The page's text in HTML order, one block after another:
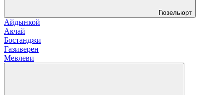
Гюзельюрт
Айдынкой
Акчай
Бостанджи
Газиверен
Мевлеви